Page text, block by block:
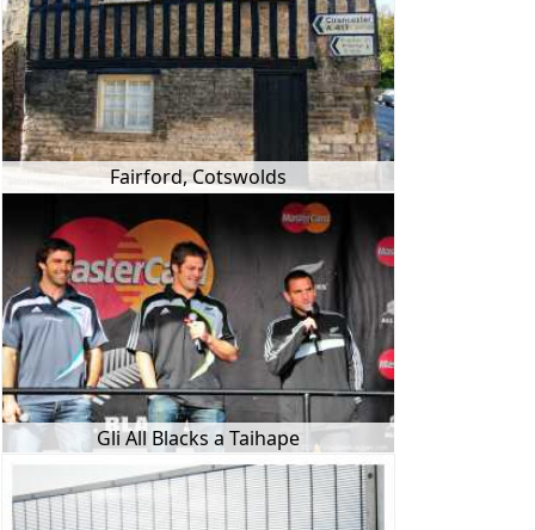
Fairford, Cotswolds
Gli All Blacks a Taihape